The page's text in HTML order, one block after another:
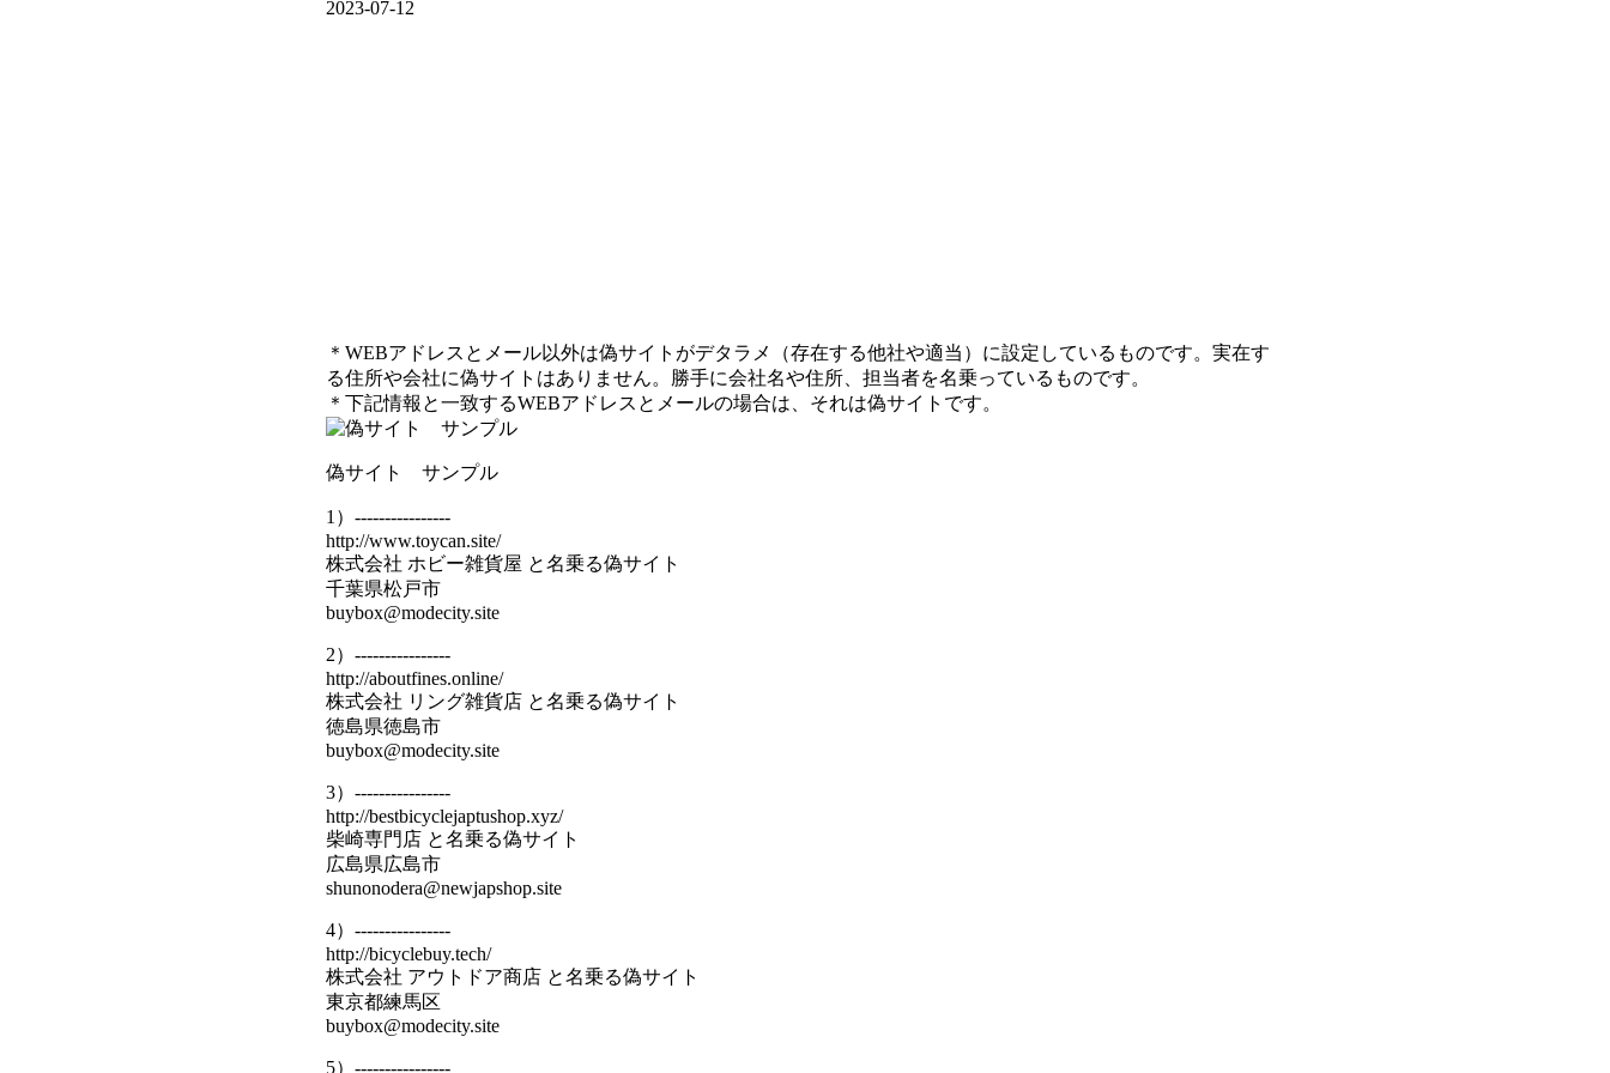
2023-07-12
＊WEBアドレスとメール以外は偽サイトがデタラメ（存在する他社や適当）に設定しているものです。実在す
る住所や会社に偽サイトはありません。勝手に会社名や住所、担当者を名乗っているものです。
＊下記情報と一致するWEBアドレスとメールの場合は、それは偽サイトです。
偽サイト サンプル
1）----------------
http://www.toycan.site/
株式会社 ホビー雑貨屋 と名乗る偽サイト
千葉県松戸市
buybox@modecity.site
2）----------------
http://aboutfines.online/
株式会社 リング雑貨店 と名乗る偽サイト
徳島県徳島市
buybox@modecity.site
3）----------------
http://bestbicyclejaptushop.xyz/
柴崎専門店 と名乗る偽サイト
広島県広島市
shunonodera@newjapshop.site
4）----------------
http://bicyclebuy.tech/
株式会社 アウトドア商店 と名乗る偽サイト
東京都練馬区
buybox@modecity.site
5）----------------